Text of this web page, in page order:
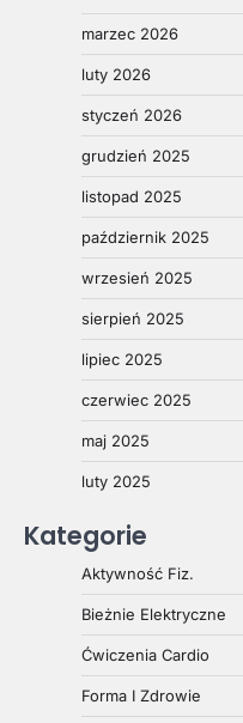
marzec 2026
luty 2026
styczeń 2026
grudzień 2025
listopad 2025
październik 2025
wrzesień 2025
sierpień 2025
lipiec 2025
czerwiec 2025
maj 2025
luty 2025
Kategorie
Aktywność Fiz.
Bieżnie Elektryczne
Ćwiczenia Cardio
Forma I Zdrowie